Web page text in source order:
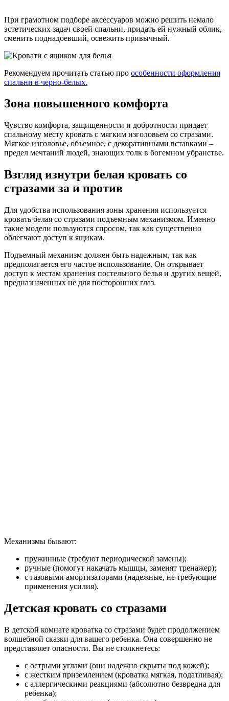
При грамотном подборе аксессуаров можно решить немало
эстетических задач своей спальни, придать ей нужный облик,
сменить поднадоевший, освежить привычный.
Рекомендуем прочитать статью про особенности оформления
спальни в черно-белых.
Зона повышенного комфорта
Чувство комфорта, защищенности и добротности придает
спальному месту кровать с мягким изголовьем со стразами.
Мягкое изголовье, объемное, с декоративными вставками –
предел мечтаний людей, знающих толк в богемном убранстве.
Взгляд изнутри белая кровать со
стразами за и против
Для удобства использования зоны хранения используется
кровать белая со стразами подъемным механизмом. Именно
такие модели пользуются спросом, так как существенно
облегчают доступ к ящикам.
Подъемный механизм должен быть надежным, так как
предполагается его частое использование. Он открывает
доступ к местам хранения постельного белья и других вещей,
предназначенных не для посторонних глаз.
Механизмы бывают:
пружинные (требуют периодической замены);
ручные (помогут накачать мышцы, заменят тренажер);
с газовыми амортизаторами (надежные, не требующие
применения усилия).
Детская кровать со стразами
В детской комнате кроватка со стразами будет продолжением
волшебной сказки для вашего ребенка. Она совершенно не
представляет опасности. Вы не столкнетесь:
с острыми углами (они надежно скрыты под кожей);
с жестким приземлением (кроватка мягкая, податливая);
с аллергическими реакциями (абсолютно безвредна для
ребенка);